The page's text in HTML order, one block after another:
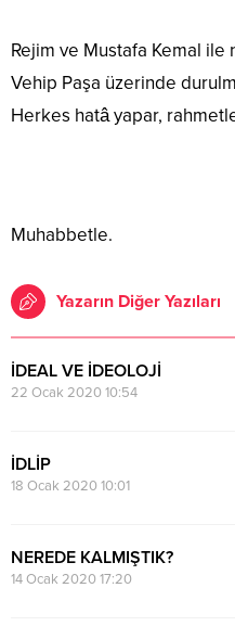
Rejim ve Mustafa Kemal
Vehip Paşa üzerinde
Herkes hatâ yapar,
Muhabbetle.
Yazarın Diğer Yazıları
İDEAL VE İDEOLOJİ
22 Ocak 2020 10:54
İDLİP
18 Ocak 2020 10:01
NEREDE KALMIŞTIK?
14 Ocak 2020 17:20